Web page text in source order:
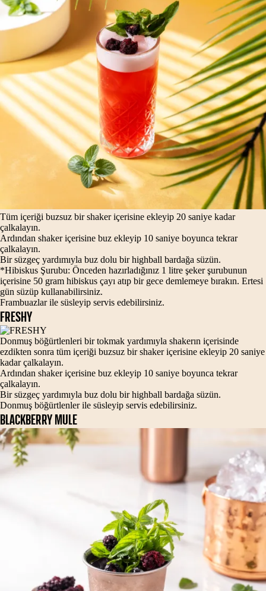
Tüm içeriği buzsuz bir shaker içerisine ekleyip 20 saniye kadar
çalkalayın.
Ardından shaker içerisine buz ekleyip 10 saniye boyunca tekrar
çalkalayın.
Bir süzgeç yardımıyla buz dolu bir highball bardağa süzün.
*Hibiskus Şurubu: Önceden hazırladığınız 1 litre şeker şurubunun
içerisine 50 gram hibiskus çayı atıp bir gece demlemeye bırakın. Ertesi
gün süzüp kullanabilirsiniz.
Frambuazlar ile süsleyip servis edebilirsiniz.
FRESHY
Donmuş böğürtlenleri bir tokmak yardımıyla shakerın içerisinde
ezdikten sonra tüm içeriği buzsuz bir shaker içerisine ekleyip 20 saniye
kadar çalkalayın.
Ardından shaker içerisine buz ekleyip 10 saniye boyunca tekrar
çalkalayın.
Bir süzgeç yardımıyla buz dolu bir highball bardağa süzün.
Donmuş böğürtlenler ile süsleyip servis edebilirsiniz.
BLACKBERRY MULE